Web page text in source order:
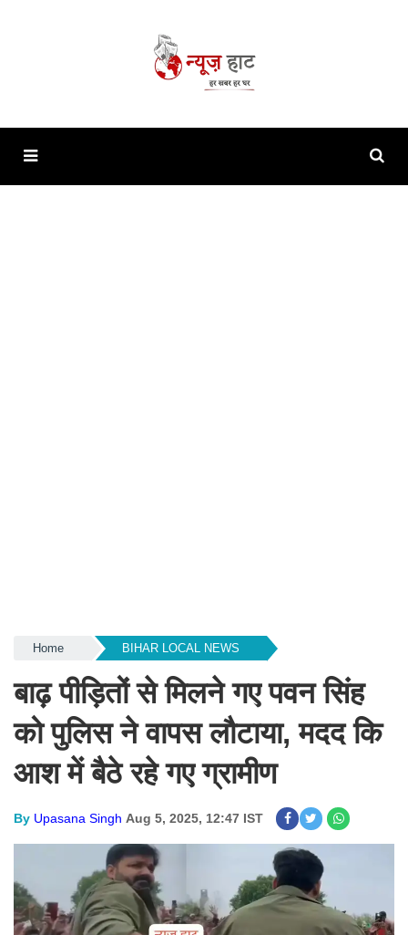
Home BIHAR LOCAL NEWS
बाढ़ पीड़ितों से मिलने गए पवन सिंह
को पुलिस ने वापस लौटाया, मदद कि
आश में बैठे रहे गए ग्रामीण
By Upasana Singh Aug 5, 2025, 12:47 IST